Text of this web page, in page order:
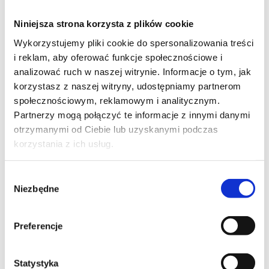
Niniejsza strona korzysta z plików cookie
Wykorzystujemy pliki cookie do spersonalizowania treści
i reklam, aby oferować funkcje społecznościowe i
analizować ruch w naszej witrynie. Informacje o tym, jak
korzystasz z naszej witryny, udostępniamy partnerom
społecznościowym, reklamowym i analitycznym.
Partnerzy mogą połączyć te informacje z innymi danymi
otrzymanymi od Ciebie lub uzyskanymi podczas
korzystania z ich usług.
zgody
Niezbędne
Preferencje
Statystyka
180 zawodach. Oto kilka najpopularniejszych:
Cieśla (Tømrer) – specjaliści od konstrukcji
drewnianych zawsze są na wagę złota.
Murarz– budowanie solidnych fundamentów
wymaga potwierdzenia kwalifikacji.
Zbrojarz/Betoniarz– stabilność konstrukcji w
Twoich rękach.
Stolarz – precyzja i dbałość o detale w pracy z
drewnem.
– specjalista od dachów to jeden z
najbardziej poszukiwanych zawodów.
– woda to życie, a Ty jesteś od niej
ekspertem.
– nowoczesne auta